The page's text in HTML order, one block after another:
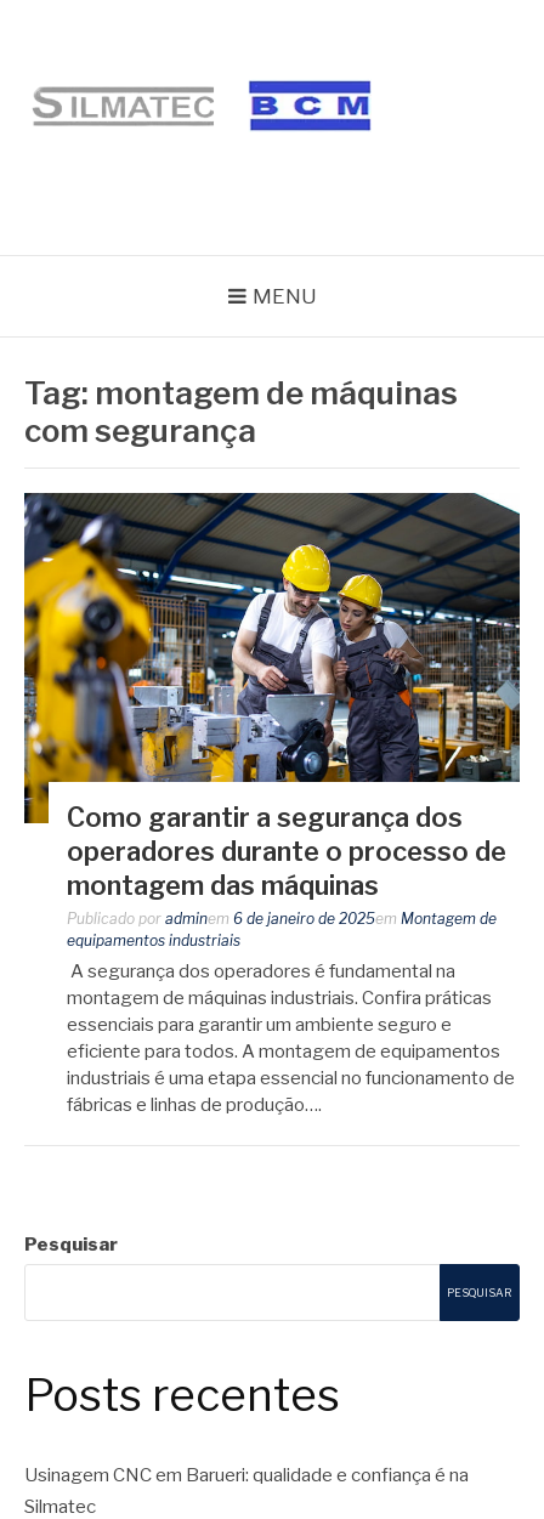
conteúdo
MENU
Tag: montagem de máquinas
com segurança
Como garantir a segurança dos
operadores durante o processo de
montagem das máquinas
Publicado por adminem 6 de janeiro de 2025em Montagem de
equipamentos industriais
A segurança dos operadores é fundamental na
montagem de máquinas industriais. Confira práticas
essenciais para garantir um ambiente seguro e
eficiente para todos. A montagem de equipamentos
industriais é uma etapa essencial no funcionamento de
fábricas e linhas de produção….
Pesquisar
PESQUISAR
Posts recentes
Usinagem CNC em Barueri: qualidade e confiança é na
Silmatec